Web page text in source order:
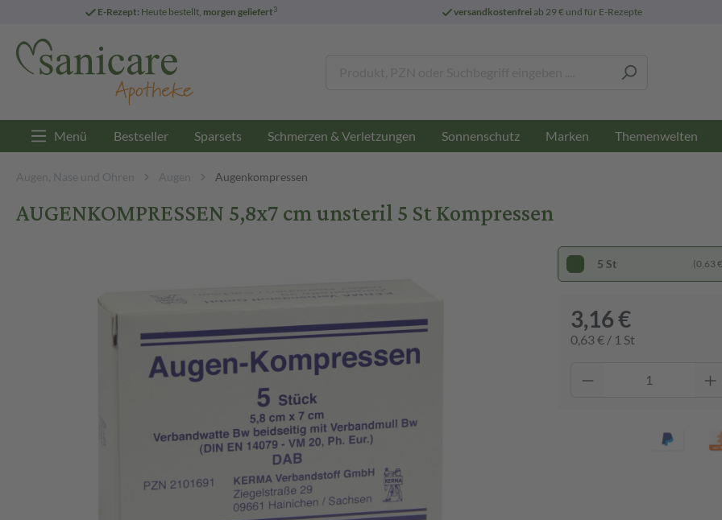
E-Rezept: Heute bestellt, morgen geliefert3 versandkostenfreiab 29 € und für E-Rezepte
Menü Bestseller Sparsets Schmerzen & Verletzungen Sonnenschutz Marken Themenwelten
Augen, Nase und Ohren Augen Augenkompressen
AUGENKOMPRESSEN 5,8x7 cm unsteril 5 St Kompressen
5 St (0,63
3,16 €
0,63 € / 1 St